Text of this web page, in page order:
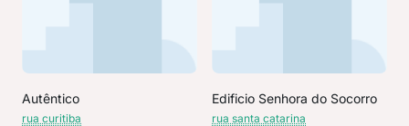
Autêntico
rua curitiba
Edificio Senhora do Socorro
rua santa catarina